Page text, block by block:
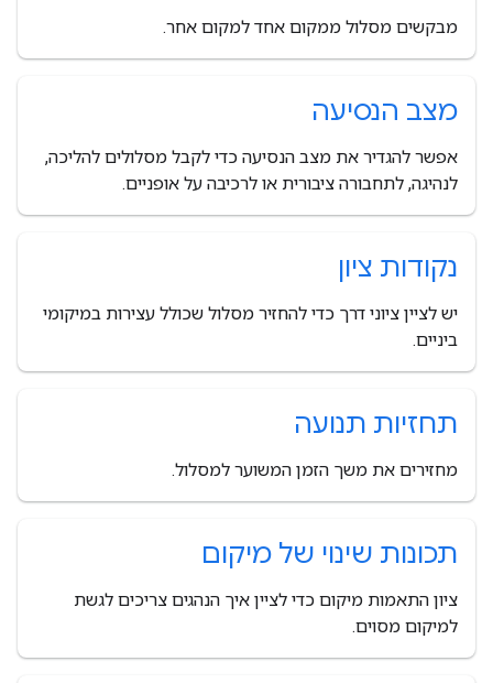
מבקשים מסלול ממקום אחד למקום אחר.
מצב הנסיעה
אפשר להגדיר את מצב הנסיעה כדי לקבל מסלולים להליכה,
לנהיגה, לתחבורה ציבורית או לרכיבה על אופניים.
נקודות ציון
יש לציין ציוני דרך כדי להחזיר מסלול שכולל עצירות במיקומי
ביניים.
תחזיות תנועה
מחזירים את משך הזמן המשוער למסלול.
תכונות שינוי של מיקום
ציון התאמות מיקום כדי לציין איך הנהגים צריכים לגשת
למיקום מסוים.